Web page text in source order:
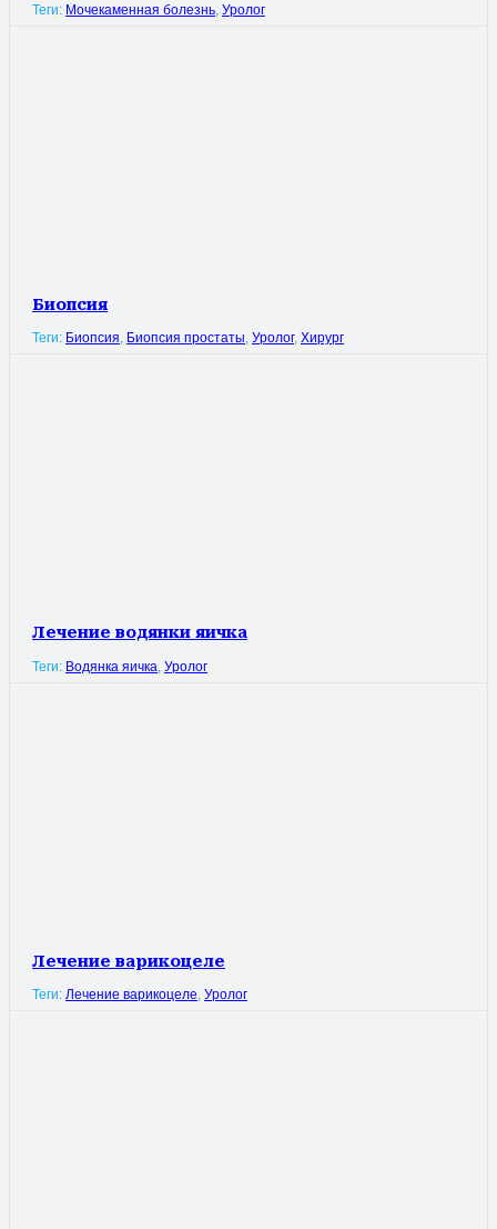
Теги: Мочекаменная болезнь, Уролог
Биопсия
Теги: Биопсия, Биопсия простаты, Уролог, Хирург
Лечение водянки яичка
Теги: Водянка яичка Уролог
Лечение варикоцеле
Теги: Лечение варикоцеле, Уролог